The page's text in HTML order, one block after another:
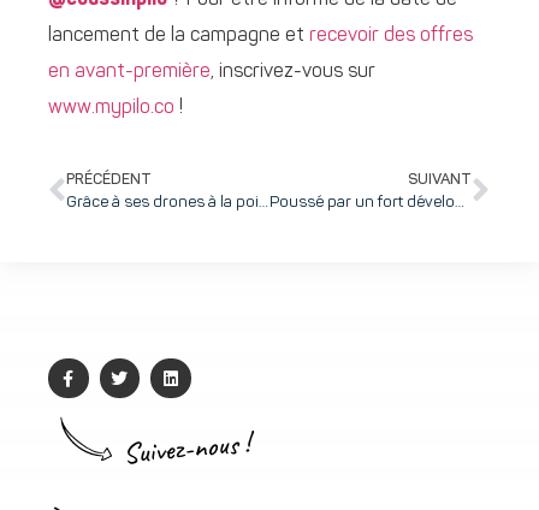
lancement de la campagne et recevoir des offres
en avant-première, inscrivez-vous sur
www.mypilo.co !
PRÉCÉDENT
Grâce à ses drones à la pointe de l’innovation, Escadrone se retrouve classé parmi les champions européens de la croissance en Europe par le Financial Times
SUIVANT
Poussé par un fort développement à l’international, Enlaps double son chiffre d’affaires en 2020
Suivez-nous !